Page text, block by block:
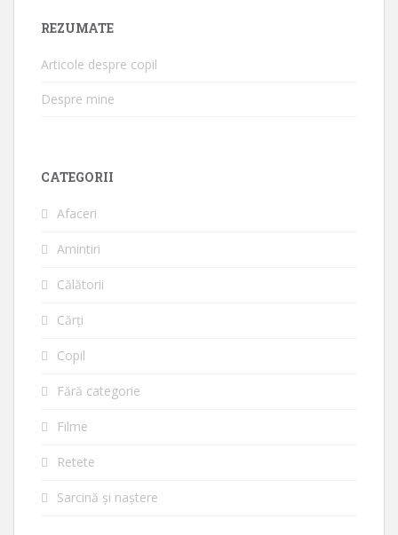
REZUMATE
Articole despre copil
Despre mine
CATEGORII
Afaceri
Amintiri
Călătorii
Cărți
Copil
Fără categorie
Filme
Retete
Sarcină și naștere